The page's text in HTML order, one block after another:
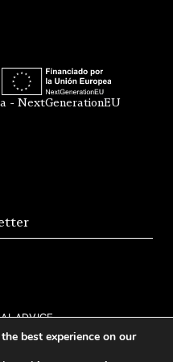
- NextGenerationEU
ADVICE
RETURNS
best experience on our